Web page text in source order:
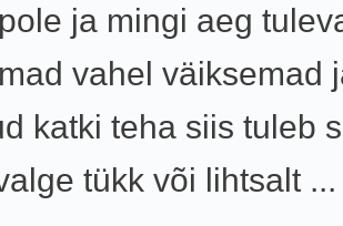
ja mingi aeg
vahel väiksemad
katki teha siis tuleb
tükk või lihtsalt ...